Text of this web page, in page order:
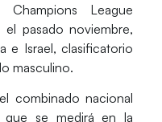
League
el pasado noviembre,
e Israel, clasificatorio
masculino.
combinado nacional
que se medirá en la